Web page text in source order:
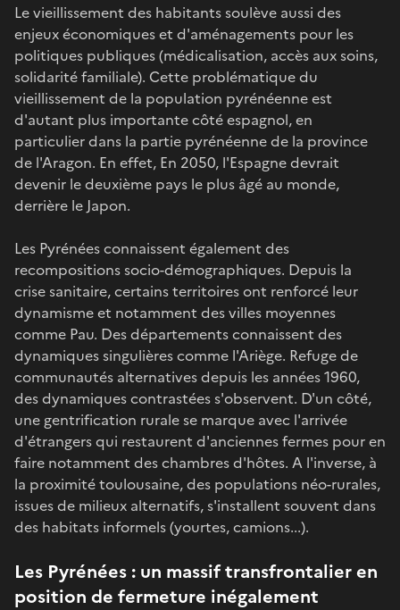
Le vieillissement des habitants soulève aussi des
enjeux économiques et d'aménagements pour les
politiques publiques (médicalisation, accès aux soins,
solidarité familiale). Cette problématique du
vieillissement de la population pyrénéenne est
d'autant plus importante côté espagnol, en
particulier dans la partie pyrénéenne de la province
de l'Aragon. En effet, En 2050, l'Espagne devrait
devenir le deuxième pays le plus âgé au monde,
derrière le Japon.
Les Pyrénées connaissent également des
recompositions socio-démographiques. Depuis la
crise sanitaire, certains territoires ont renforcé leur
dynamisme et notamment des villes moyennes
comme Pau. Des départements connaissent des
dynamiques singulières comme l'Ariège. Refuge de
communautés alternatives depuis les années 1960,
des dynamiques contrastées s'observent. D'un côté,
une gentrification rurale se marque avec l'arrivée
d'étrangers qui restaurent d'anciennes fermes pour en
faire notamment des chambres d'hôtes. A l'inverse, à
la proximité toulousaine, des populations néo-rurales,
issues de milieux alternatifs, s'installent souvent dans
des habitats informels (yourtes, camions...).
Les Pyrénées : un massif transfrontalier en
position de fermeture inégalement